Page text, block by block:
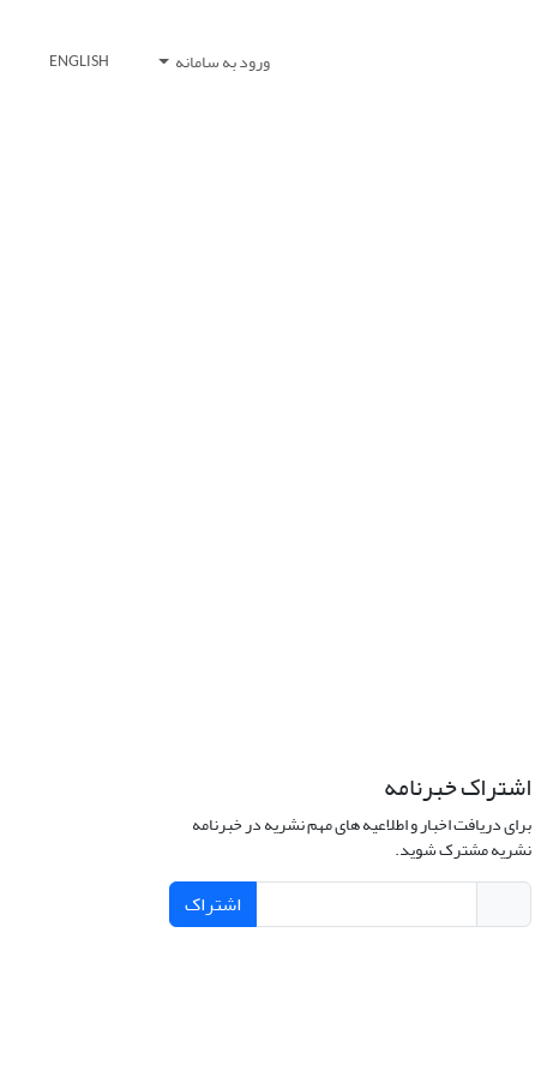
ورود به سامانه ENGLISH
اشتراک خبرنامه
برای دریافت اخبار و اطلاعیه های مهم نشریه در خبرنامه
نشریه مشترک شوید.
اشتراک